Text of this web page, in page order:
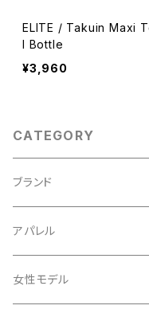
ELITE / Takuin Maxi
l Bottle
¥3,960
CATEGORY
ブランド
ABUS/アブス
ADEPT/アデプト
アパレル
Tシャツ
女性モデル